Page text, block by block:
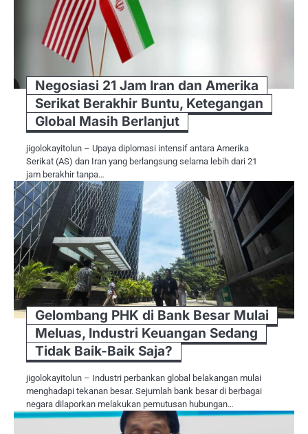
Negosiasi 21 Jam Iran dan Amerika
Serikat Berakhir Buntu, Ketegangan
Global Masih Berlanjut
jigolokayitolun – Upaya diplomasi intensif antara Amerika
Serikat (AS) dan Iran yang berlangsung selama lebih dari 21
jam berakhir tanpa…
Gelombang PHK di Bank Besar Mulai
Meluas, Industri Keuangan Sedang
Tidak Baik-Baik Saja?
jigolokayitolun – Industri perbankan global belakangan mulai
menghadapi tekanan besar. Sejumlah bank besar di berbagai
negara dilaporkan melakukan pemutusan hubungan…